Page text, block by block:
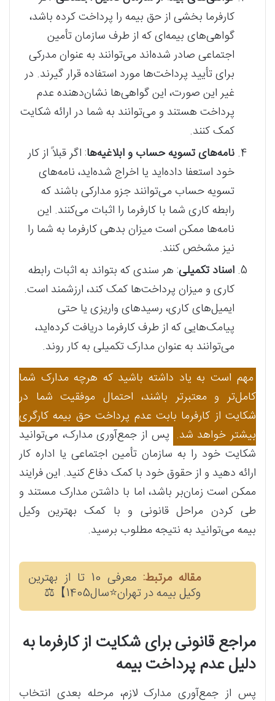
کارفرما بخشی از حق بیمه را پرداخت کرده باشد،
گواهی‌های بیمه‌ای که از طرف سازمان تأمین
اجتماعی صادر شده‌اند می‌توانند به عنوان مدرکی
برای تأیید پرداخت‌ها مورد استفاده قرار گیرند. در
غیر این صورت، این گواهی‌ها نشان‌دهنده عدم
پرداخت هستند و می‌توانند به شما در ارائه شکایت
کمک کنند.
نامه‌های تسویه حساب و ابلاغیه‌ها: اگر قبلاً از کار
خود استعفا داده‌اید یا اخراج شده‌اید، نامه‌های
تسویه حساب می‌توانند جزو مدارکی باشند که
رابطه کاری شما با کارفرما را اثبات می‌کنند. این
نامه‌ها ممکن است میزان بدهی کارفرما به شما را
نیز مشخص کنند.
اسناد تکمیلی: هر سندی که بتواند به اثبات رابطه
کاری و میزان پرداخت‌ها کمک کند، ارزشمند است.
ایمیل‌های کاری، رسیدهای واریزی یا حتی
پیامک‌هایی که از طرف کارفرما دریافت کرده‌اید،
می‌توانند به عنوان مدارک تکمیلی به کار روند.
مهم است به یاد داشته باشید که هرچه مدارک شما
کامل‌تر و معتبرتر باشند، احتمال موفقیت شما در
شکایت از کارفرما بابت عدم پرداخت حق بیمه کارگری
بیشتر خواهد شد. پس از جمع‌آوری مدارک، می‌توانید
شکایت خود را به سازمان تأمین اجتماعی یا اداره کار
ارائه دهید و از حقوق خود با کمک دفاع کنید. این فرایند
ممکن است زمان‌بر باشد، اما با داشتن مدارک مستند و
طی کردن مراحل قانونی و با کمک بهترین وکیل
بیمه می‌توانید به نتیجه مطلوب برسید.
مقاله مرتبط: معرفی 10 تا از بهترین
وکیل بیمه در تهران⭐سال1405】⚖️
مراجع قانونی برای شکایت از کارفرما به
دلیل عدم پرداخت بیمه
پس از جمع‌آوری مدارک لازم، مرحله بعدی انتخاب